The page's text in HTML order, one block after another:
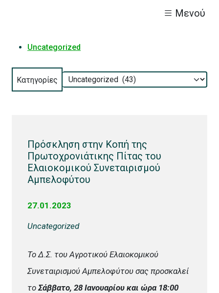
Μενού
Uncategorized
Κατηγορίες
Πρόσκληση στην Κοπή της
Πρωτοχρονιάτικης Πίτας του
Ελαιοκομικού Συνεταιρισμού
Αμπελοφύτου
27.01.2023
Uncategorized
Το Δ.Σ. του Αγροτικού Ελαιοκομικού
Συνεταιρισμού Αμπελοφύτου σας προσκαλεί
τοΣάββατο, 28 Ιανουαρίου και ώρα 18:00